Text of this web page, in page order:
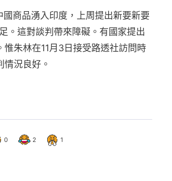
商品湧入印度，上周提出新要新要
。這對談判帶來障礙。有國家提出
朱林在11月3日接受路透社訪問時
況良好。
0 2 1